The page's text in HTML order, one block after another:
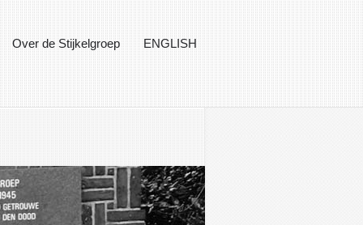
Over de Stijkelgroep ENGLISH